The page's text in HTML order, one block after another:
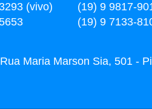
(vivo)
(19) 9 9817-
(19) 9 7133-
Rua Maria Marson Sia, 501 -